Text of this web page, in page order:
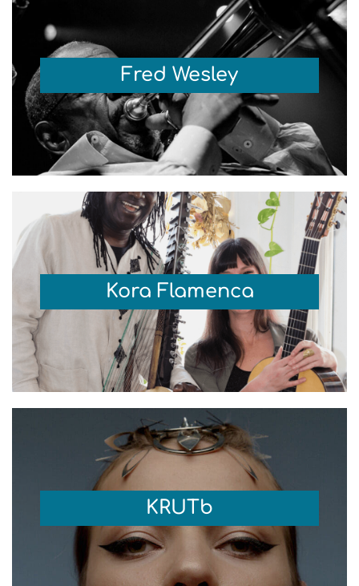
Fred Wesley
Kora Flamenca
KRUTb